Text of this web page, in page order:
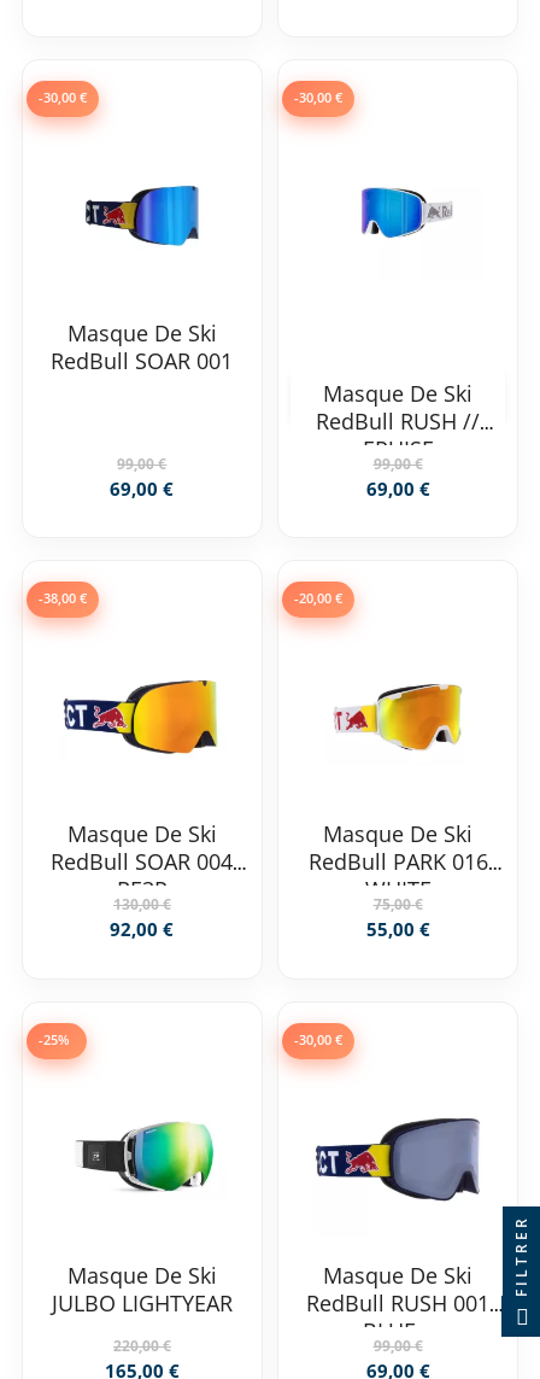
-30,00 €
Masque De Ski
RedBull SOAR 001
99,00 €
69,00 €
-30,00 €
Masque De Ski
RedBull RUSH //
EPUISE
99,00 €
69,00 €
-38,00 €
Masque De Ski
RedBull SOAR 004
RE3P
130,00 €
92,00 €
-20,00 €
Masque De Ski
RedBull PARK 016
WHITE
75,00 €
55,00 €
-25%
Masque De Ski
JULBO LIGHTYEAR
220,00 €
165,00 €
-30,00 €
Masque De Ski
RedBull RUSH 001
BLUE...
99,00 €
69,00 €
FILTRER